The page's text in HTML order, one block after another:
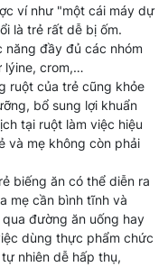
ví như "một cái máy dự
là trẻ rất dễ bị ốm.
năng đầy đủ các nhóm
lýine, crom,…
ruột của trẻ cũng khỏe
bổ sung lợi khuẩn
tại ruột làm việc hiệu
và mẹ không còn phải
biếng ăn có thể diễn ra
mẹ cần bình tĩnh và
đường ăn uống hay
dùng thực phẩm chức
nhiên dễ hấp thụ,